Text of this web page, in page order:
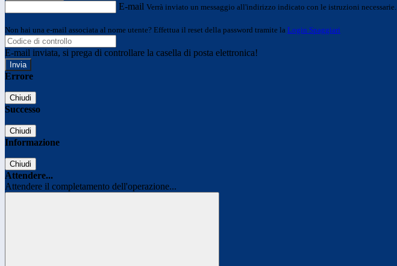
E-mail Verrà inviato un messaggio all'indirizzo indicato con le istruzioni necessarie.
Non hai una e-mail associata al nome utente? Effettua il reset della password tramite la Login Spaggiari
E-mail inviata, si prega di controllare la casella di posta elettronica!
Errore
Chiudi
Successo
Chiudi
Informazione
Chiudi
Attendere...
Attendere il completamento dell'operazione...